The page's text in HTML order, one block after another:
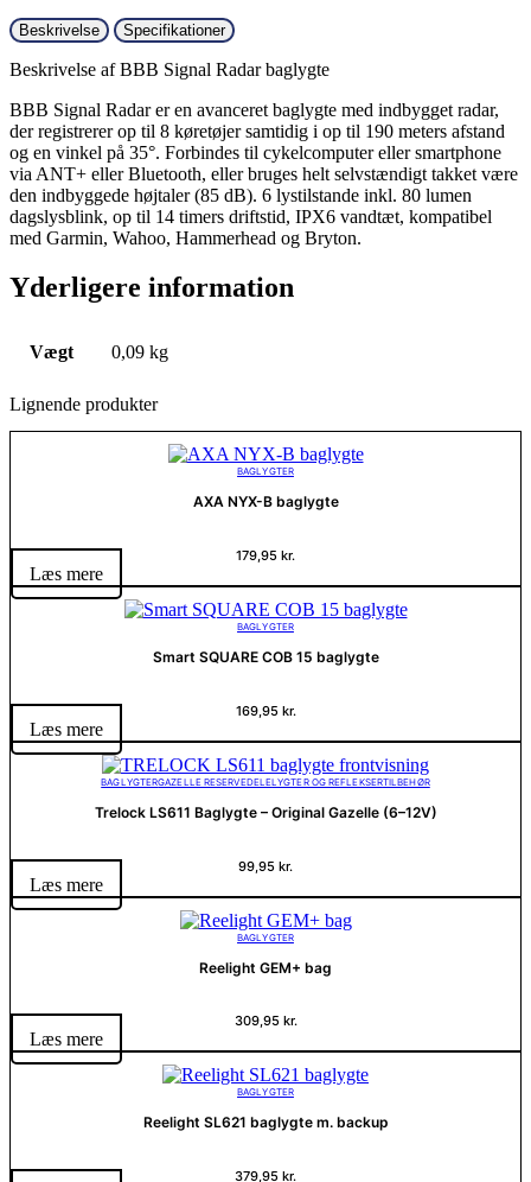
Beskrivelse Specifikationer
Beskrivelse af BBB Signal Radar baglygte
BBB Signal Radar er en avanceret baglygte med indbygget radar,
der registrerer op til 8 køretøjer samtidig i op til 190 meters afstand
og en vinkel på 35°. Forbindes til cykelcomputer eller smartphone
via ANT+ eller Bluetooth, eller bruges helt selvstændigt takket være
den indbyggede højtaler (85 dB). 6 lystilstande inkl. 80 lumen
dagslysblink, op til 14 timers driftstid, IPX6 vandtæt, kompatibel
med Garmin, Wahoo, Hammerhead og Bryton.
Yderligere information
Vægt 0,09 kg
Lignende produkter
BAGLYGTER
AXA NYX-B baglygte
179,95 kr.
Læs mere
BAGLYGTER
Smart SQUARE COB 15 baglygte
169,95 kr.
Læs mere
BAGLYGTERGAZELLE RESERVEDELELYGTER OG REFLEKSERTILBEHØR
Trelock LS611 Baglygte – Original Gazelle (6–12V)
99,95 kr.
Læs mere
BAGLYGTER
Reelight GEM+ bag
309,95 kr.
Læs mere
BAGLYGTER
Reelight SL621 baglygte m. backup
379,95 kr.